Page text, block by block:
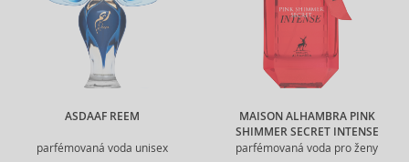
ASDAAF REEM
parfémovaná voda unisex
MAISON ALHAMBRA PINK
SHIMMER SECRET INTENSE
parfémovaná voda pro ženy